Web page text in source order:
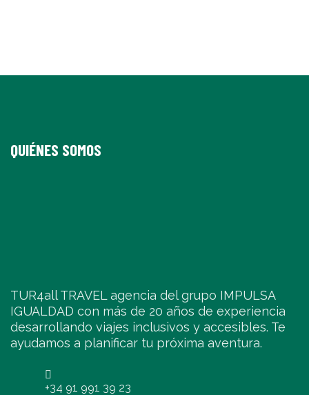
QUIÉNES SOMOS
TUR4all TRAVEL agencia del grupo IMPULSA
IGUALDAD con más de 20 años de experiencia
desarrollando viajes inclusivos y accesibles. Te
ayudamos a planificar tu próxima aventura.
+34 91 991 39 23